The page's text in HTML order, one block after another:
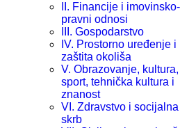
II. Financije i imovinsko-
pravni odnosi
III. Gospodarstvo
IV. Prostorno uređenje i
zaštita okoliša
V. Obrazovanje, kultura,
sport, tehnička kultura i
znanost
VI. Zdravstvo i socijalna
skrb